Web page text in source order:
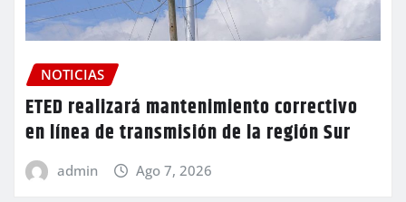
NOTICIAS
ETED realizará mantenimiento correctivo
en línea de transmisión de la región Sur
admin Ago 7, 2026